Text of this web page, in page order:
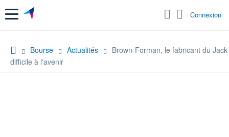
Menu Connexion
Bourse Actualités
Brown-Forman, le fabricant du
difficile à l'avenir